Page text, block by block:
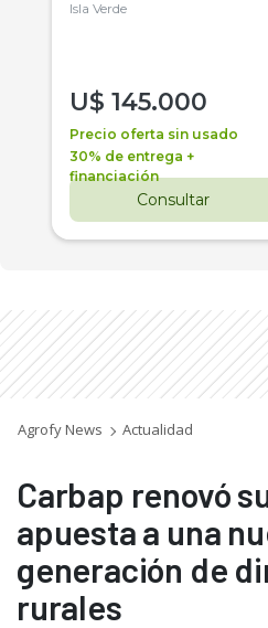
Isla Verde
U$ 145.000
Precio oferta sin usado
30% de entrega +
financiación
Consultar
Agrofy News Actualidad
Carbap renovó
apuesta a una
generación de
rurales